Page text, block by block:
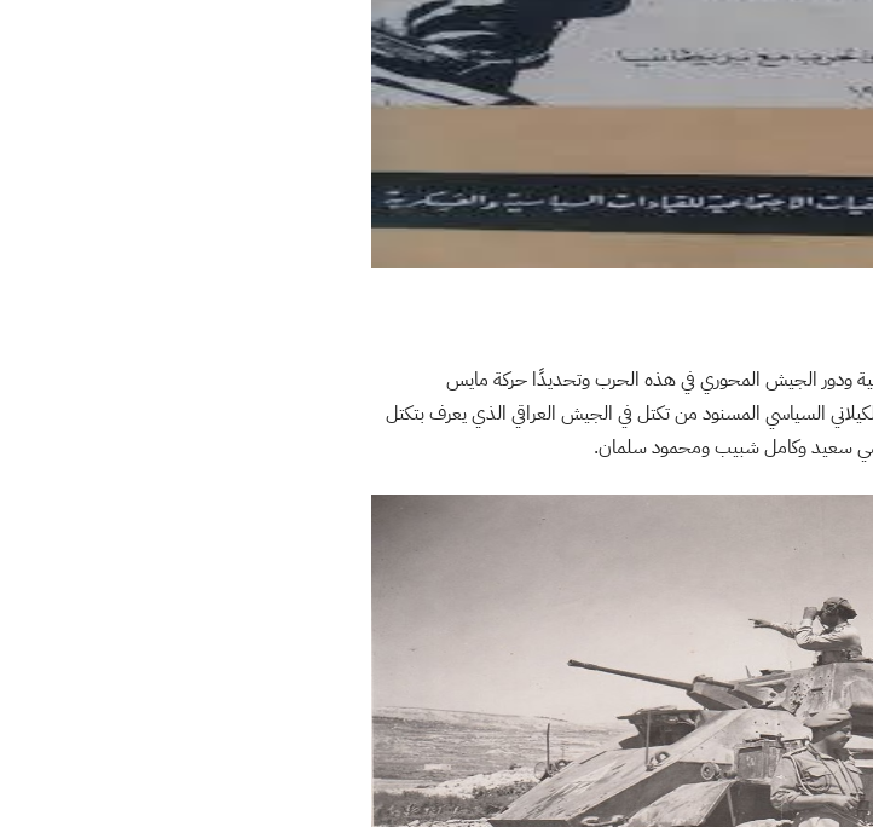
ودور الجيش المحوري في هذه الحرب وتحديدًا حركة مايس
السياسي المسنود من تكتل في الجيش العراقي الذي يعرف بتكتل
سعيد وكامل شبيب ومحمود سلمان.